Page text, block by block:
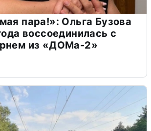
пара!»: Ольга Бузова
воссоединилась с
из «ДОМа-2»